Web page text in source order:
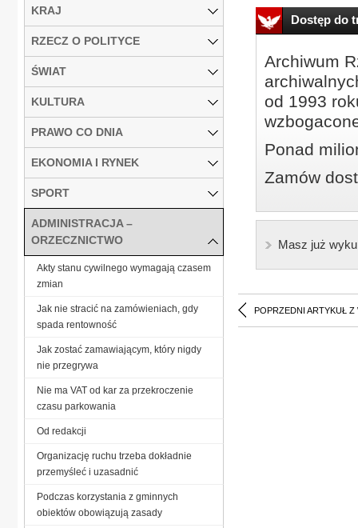
Dostęp do
Archiwum
od 1993
Ponad
Zamów
Masz już
POPRZEDNI ARTYKUŁ Z
KRAJ
RZECZ O POLITYCE
ŚWIAT
KULTURA
PRAWO CO DNIA
EKONOMIA I RYNEK
SPORT
ADMINISTRACJA –
ORZECZNICTWO
Akty stanu cywilnego wymagają czasem
zmian
Jak nie stracić na zamówieniach, gdy
spada rentowność
Jak zostać zamawiającym, który nigdy
nie przegrywa
Nie ma VAT od kar za przekroczenie
czasu parkowania
Od redakcji
Organizację ruchu trzeba dokładnie
przemyśleć i uzasadnić
Podczas korzystania z gminnych
obiektów obowiązują zasady